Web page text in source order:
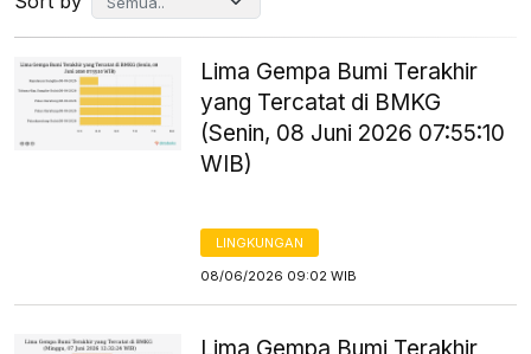
Lima Gempa Bumi Terakhir
yang Tercatat di BMKG
(Senin, 08 Juni 2026 07:55:10
WIB)
LINGKUNGAN
08/06/2026 09:02 WIB